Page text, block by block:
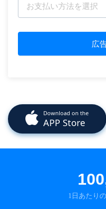
お支払い方法を選択
広
Download on the
APP Store
1日あたり